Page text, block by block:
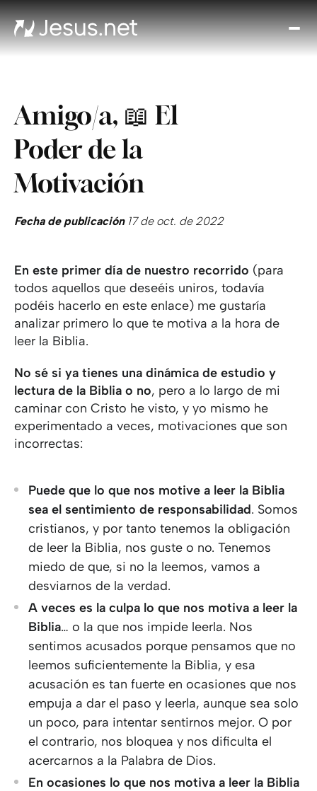
Amigo/a, 📖 El
Poder de la
Motivación
Fecha de publicación17 de oct. de 2022
En este primer día de nuestro recorrido (para
todos aquellos que deseéis uniros, todavía
podéis hacerlo en este enlace) me gustaría
analizar primero lo que te motiva a la hora de
leer la Biblia.
No sé si ya tienes una dinámica de estudio y
lectura de la Biblia o no, pero a lo largo de mi
caminar con Cristo he visto, y yo mismo he
experimentado a veces, motivaciones que son
incorrectas:
Puede que lo que nos motive a leer la Biblia
sea el sentimiento de responsabilidad. Somos
cristianos, y por tanto tenemos la obligación
de leer la Biblia, nos guste o no. Tenemos
miedo de que, si no la leemos, vamos a
desviarnos de la verdad.
A veces es la culpa lo que nos motiva a leer la
Biblia… o la que nos impide leerla. Nos
sentimos acusados porque pensamos que no
leemos suficientemente la Biblia, y esa
acusación es tan fuerte en ocasiones que nos
empuja a dar el paso y leerla, aunque sea solo
un poco, para intentar sentirnos mejor. O por
el contrario, nos bloquea y nos dificulta el
acercarnos a la Palabra de Dios.
En ocasiones lo que nos motiva a leer la Biblia